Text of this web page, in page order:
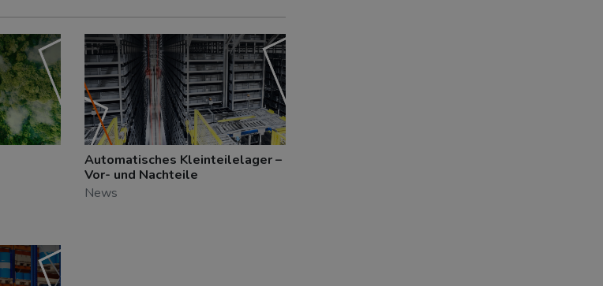
Automatisches Kleinteilelager –
Vor- und Nachteile
News